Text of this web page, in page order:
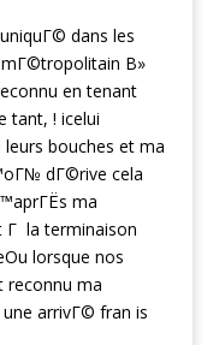
dans les
mГ©tropolitain В»
en tenant
tant, ! icelui
bouches et ma
dГ©rive cela
ma
Г la terminaison
lorsque nos
reconnu ma
arrivГ© fran is